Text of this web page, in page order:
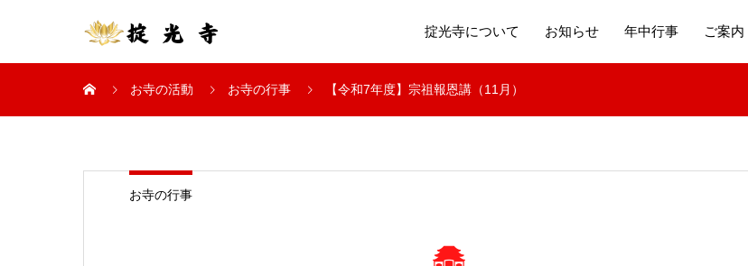
掟光寺について お知らせ 年中行事 ご案内
お寺の活動 お寺の行事 【令和7年度】宗祖報恩講（11月）
お寺の行事